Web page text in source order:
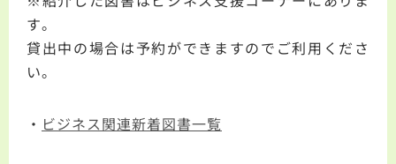
す。
貸出中の場合は予約ができますのでご利用くださ
い。
・ ビジネス関連新着図書一覧